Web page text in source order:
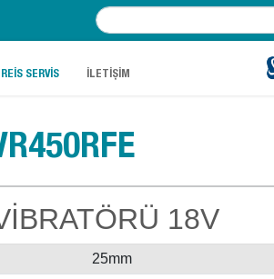
REİS SERVİS İLETİŞİM
18V
25mm